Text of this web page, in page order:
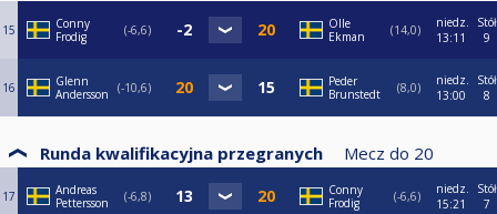
15
Conny
Frodig
-6,6
Olle
Ekman
14,0
niedz.
13:11
Stół
9
16
Glenn
Andersson
-10,6
Peder
Brunstedt
8,0
niedz.
13:00
Stół
8
Runda kwalifikacyjna przegranych Mecz do 20
17
Andreas
Pettersson
-6,8
Conny
Frodig
-6,6
niedz.
15:21
Stół
7